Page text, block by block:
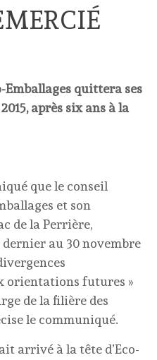
Emballages quittera ses
après six ans à la
que le conseil
et son
de la Perrière,
au 30 novembre
orientations futures »
de la filière des
le communiqué.
arrivé à la tête d’Eco-